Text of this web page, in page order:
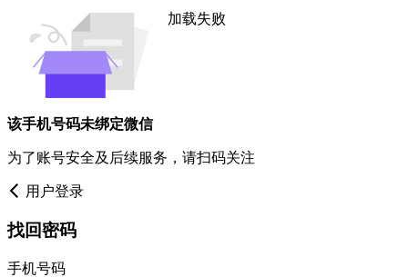
加载失败
该手机号码未绑定微信
为了账号安全及后续服务，请扫码关注
用户登录
找回密码
手机号码